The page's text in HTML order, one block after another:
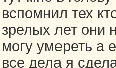
вспомнил тех
зрелых лет они
могу умереть а
все дела я